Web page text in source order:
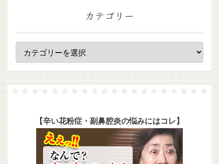
カテゴリー
【辛い花粉症・副鼻腔炎の悩みにはコレ】